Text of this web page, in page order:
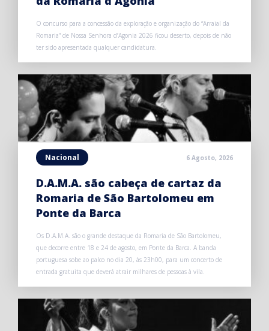
O concurso para a concessão da exploração e organização do “Arraial da
Romaria” de Nossa Senhora d’Agonia 2026 ficou deserto, depois de não
ter sido apresentada qualquer candidatura.
Nacional 6 Agosto, 2026
D.A.M.A. são cabeça de cartaz da
Romaria de São Bartolomeu em
Ponte da Barca
Os D.A.M.A. são o grande destaque da Romaria de São Bartolomeu,
que decorre entre 18 e 24 de agosto, em Ponte da Barca. A banda
portuguesa sobe ao palco no dia 20, às 23h00, para um concerto de
entrada gratuita que deverá atrair milhares de pessoas à vila.